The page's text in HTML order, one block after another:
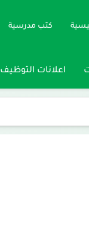
كتب مدرسية
اعلانات التوظيف